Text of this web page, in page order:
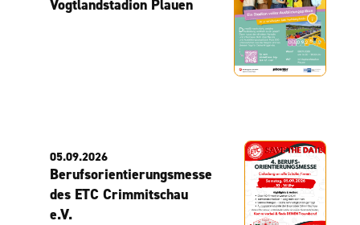
Vogtlandstadion Plauen
05.09.2026
Berufsorientierungsmesse
des ETC Crimmitschau
e.V.